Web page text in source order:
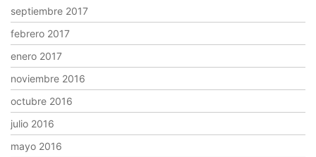
septiembre 2017
febrero 2017
enero 2017
noviembre 2016
octubre 2016
julio 2016
mayo 2016